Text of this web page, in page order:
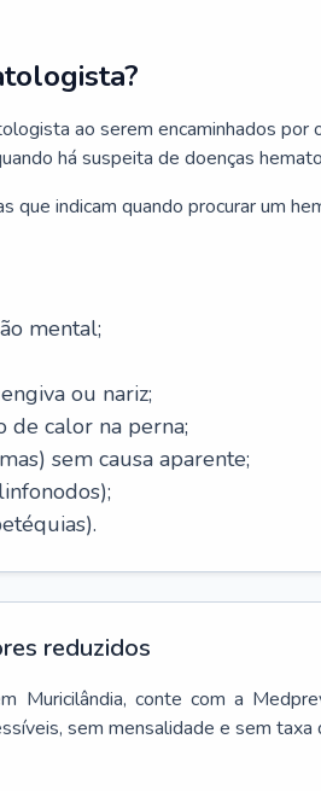
ao serem encaminhados por
há suspeita de doenças
que indicam quando procurar um
mental;
ou nariz;
de calor na perna;
sem causa aparente;
reduzidos
Muricilândia, conte com a
sem mensalidade e sem taxa